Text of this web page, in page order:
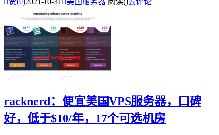
racknerd：便宜美国VPS服务器，口碑
好，低于$10/年，17个可选机房